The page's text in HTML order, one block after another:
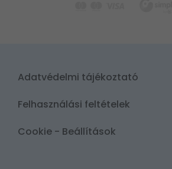
Adatvédelmi tájékoztató
Felhasználási feltételek
Cookie - Beállítások